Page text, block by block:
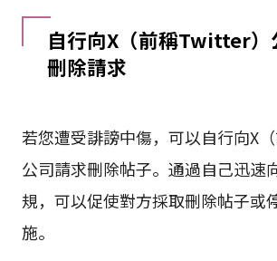
自行向X（前稱Twitter）
刪除請求
若您遭受誹謗中傷，可以自行向X
公司請求刪除帖子。通過自己迅速
規，可以促使對方採取刪除帖子或
施。